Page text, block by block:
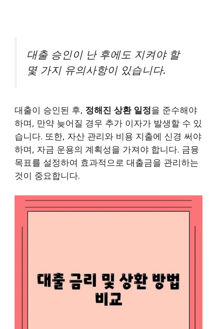
대출 승인이 난 후에도 지켜야 할
몇 가지 유의사항이 있습니다.
대출이 승인된 후, 정해진 상환 일정을 준수해야
하며, 만약 늦어질 경우 추가 이자가 발생할 수 있
습니다. 또한, 자산 관리와 비용 지출에 신경 써야
하며, 자금 운용의 계획성을 가져야 합니다. 금융
목표를 설정하여 효과적으로 대출금을 관리하는
것이 중요합니다.